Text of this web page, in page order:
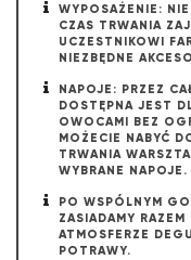
WYPOSAŻENIE:
CZAS TRWANIA
UCZESTNIKOWI
NIEZBĘDNE
NAPOJE: PRZEZ
DOSTĘPNA JEST
OWOCAMI BEZ
MOŻECIE NABYĆ
TRWANIA
WYBRANE NAPOJE.
PO WSPÓLNYM
ZASIADAMY
ATMOSFERZE
POTRAWY.